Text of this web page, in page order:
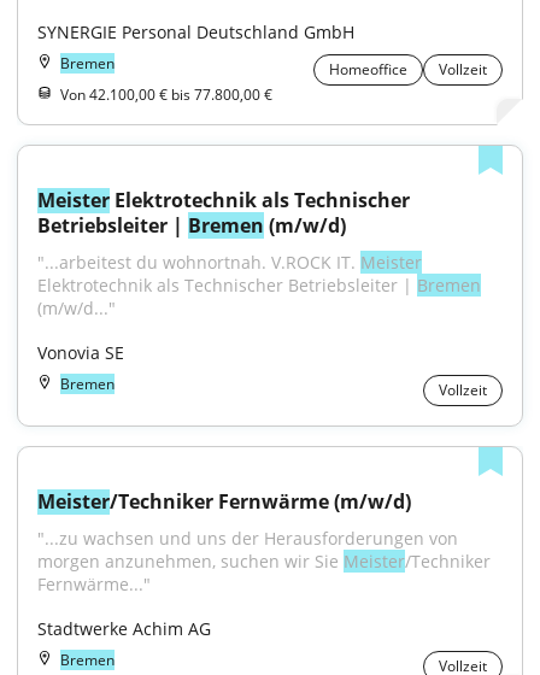
SYNERGIE Personal Deutschland GmbH
Bremen Homeoffice
Vollzeit
Von 42.100,00 € bis 77.800,00 €
Meister Elektrotechnik als Technischer
Betriebsleiter | Bremen (m/w/d)
"...arbeitest du wohnortnah. V.ROCK IT. Meister
Elektrotechnik als Technischer Betriebsleiter | Bremen
(m/w/d..."
Vonovia SE
Bremen Vollzeit
Meister/Techniker Fernwärme (m/w/d)
"...zu wachsen und uns der Herausforderungen von
morgen anzunehmen, suchen wir Sie Meister/Techniker
Fernwärme..."
Stadtwerke Achim AG
Bremen Vollzeit